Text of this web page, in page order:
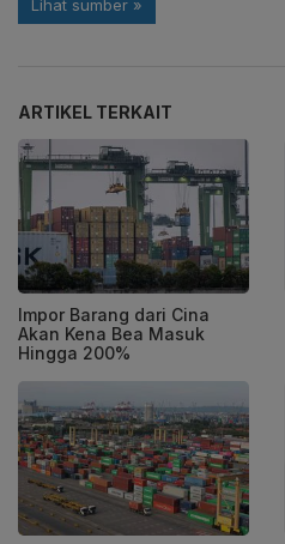
ARTIKEL TERKAIT
Impor Barang dari Cina
Akan Kena Bea Masuk
Hingga 200%